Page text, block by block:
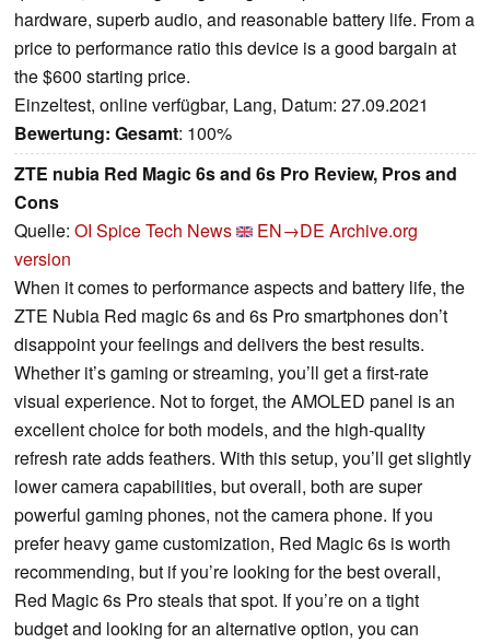
hardware, superb audio, and reasonable battery life. From a
price to performance ratio this device is a good bargain at
the $600 starting price.
Einzeltest, online verfügbar, Lang, Datum: 27.09.2021
Bewertung: Gesamt: 100%
ZTE nubia Red Magic 6s and 6s Pro Review, Pros and
Cons
Quelle: OI Spice Tech News EN→DE Archive.org
version
When it comes to performance aspects and battery life, the
ZTE Nubia Red magic 6s and 6s Pro smartphones don’t
disappoint your feelings and delivers the best results.
Whether it’s gaming or streaming, you’ll get a first-rate
visual experience. Not to forget, the AMOLED panel is an
excellent choice for both models, and the high-quality
refresh rate adds feathers. With this setup, you’ll get slightly
lower camera capabilities, but overall, both are super
powerful gaming phones, not the camera phone. If you
prefer heavy game customization, Red Magic 6s is worth
recommending, but if you’re looking for the best overall,
Red Magic 6s Pro steals that spot. If you’re on a tight
budget and looking for an alternative option, you can